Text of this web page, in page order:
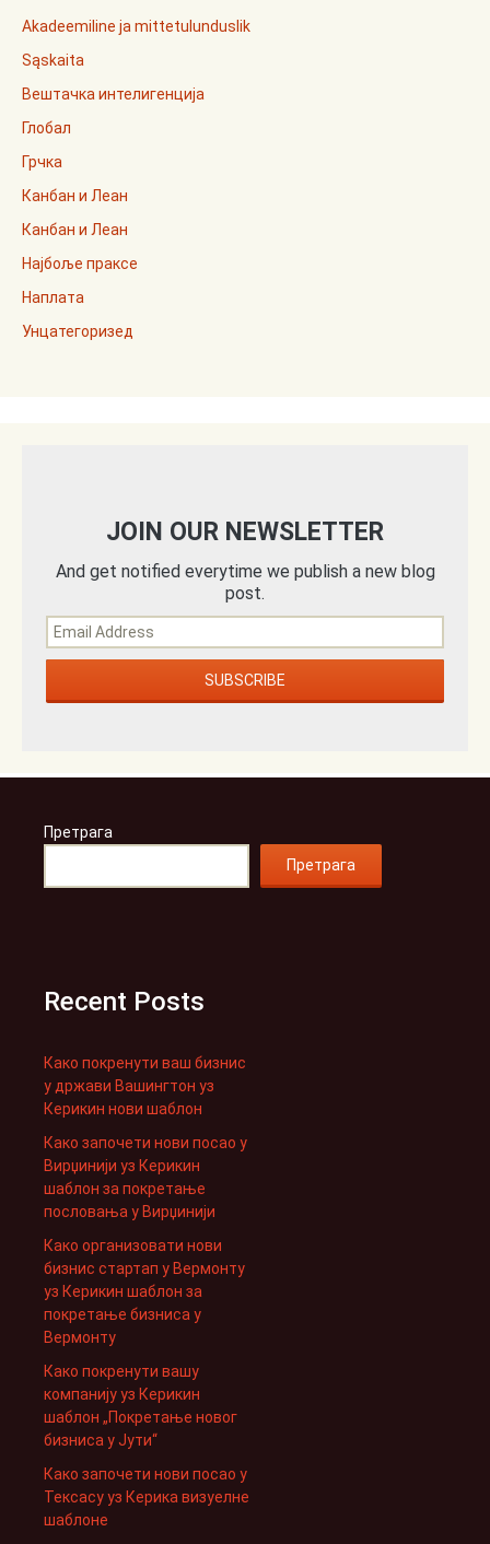
Akadeemiline ja mittetulunduslik
Sąskaita
Вештачка интелигенција
Глобал
Грчка
Канбан и Леан
Канбан и Леан
Најбоље праксе
Наплата
Унцатегоризед
JOIN OUR NEWSLETTER
And get notified everytime we publish a new blog
post.
Претрага
Претрага
Recent Posts
Како покренути ваш бизнис
у држави Вашингтон уз
Керикин нови шаблон
Како започети нови посао у
Вирџинији уз Керикин
шаблон за покретање
пословања у Вирџинији
Како организовати нови
бизнис стартап у Вермонту
уз Керикин шаблон за
покретање бизниса у
Вермонту
Како покренути вашу
компанију уз Керикин
шаблон „Покретање новог
бизниса у Јути“
Како започети нови посао у
Тексасу уз Керика визуелне
шаблоне